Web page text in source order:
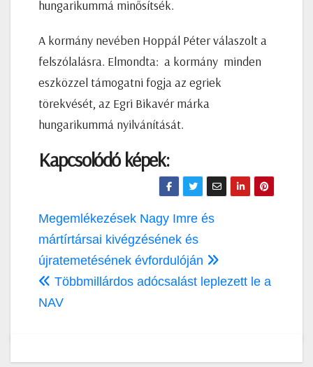
hungarikummá minősítsék.
A kormány nevében Hoppál Péter válaszolt a
felszólalásra. Elmondta: a kormány minden
eszközzel támogatni fogja az egriek
törekvését, az Egri Bikavér márka
hungarikummá nyilvánítását.
Kapcsolódó képek:
Bejegyzés
navigáció
Megemlékezések Nagy Imre és
mártírtársai kivégzésének és
újratemetésének évfordulóján
Többmillárdos adócsalást leplezett le a
NAV